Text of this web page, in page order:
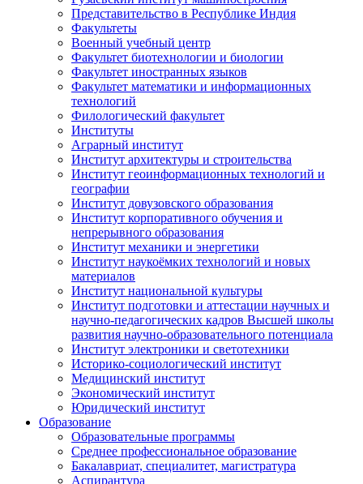
Представительство в Республике Индия
Факультеты
Военный учебный центр
Факультет биотехнологии и биологии
Факультет иностранных языков
Факультет математики и информационных
технологий
Филологический факультет
Институты
Аграрный институт
Институт архитектуры и строительства
Институт геоинформационных технологий и
географии
Институт довузовского образования
Институт корпоративного обучения и
непрерывного образования
Институт механики и энергетики
Институт наукоёмких технологий и новых
материалов
Институт национальной культуры
Институт подготовки и аттестации научных и
научно-педагогических кадров Высшей школы
развития научно-образовательного потенциала
Институт электроники и светотехники
Историко-социологический институт
Медицинский институт
Экономический институт
Юридический институт
Образование
Образовательные программы
Среднее профессиональное образование
Бакалавриат, специалитет, магистратура
Аспирантура